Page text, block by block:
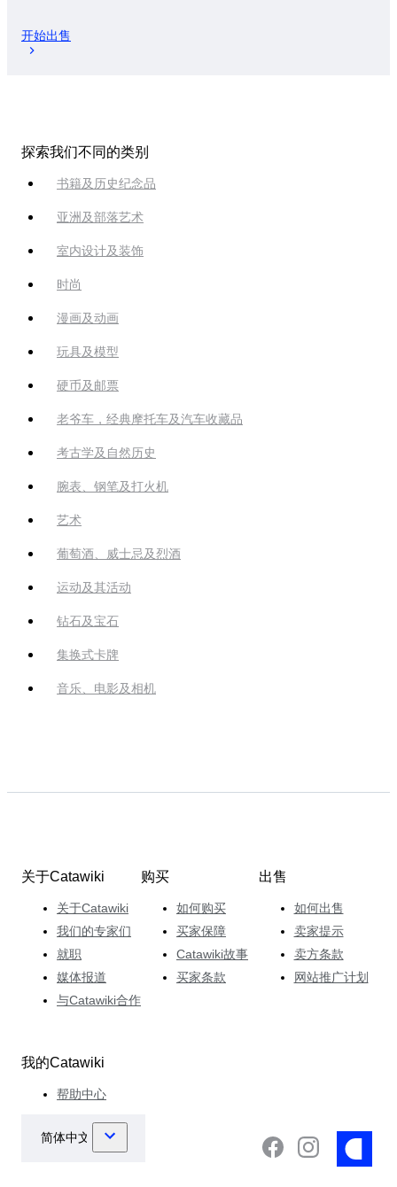
开始出售
探索我们不同的类别
书籍及历史纪念品
亚洲及部落艺术
室内设计及装饰
时尚
漫画及动画
玩具及模型
硬币及邮票
老爷车，经典摩托车及汽车收藏品
考古学及自然历史
腕表、钢笔及打火机
艺术
葡萄酒、威士忌及烈酒
运动及其活动
钻石及宝石
集换式卡牌
音乐、电影及相机
关于Catawiki
关于Catawiki
我们的专家们
就职
媒体报道
与Catawiki合作
购买
如何购买
买家保障
Catawiki故事
买家条款
出售
如何出售
卖家提示
卖方条款
网站推广计划
我的Catawiki
帮助中心